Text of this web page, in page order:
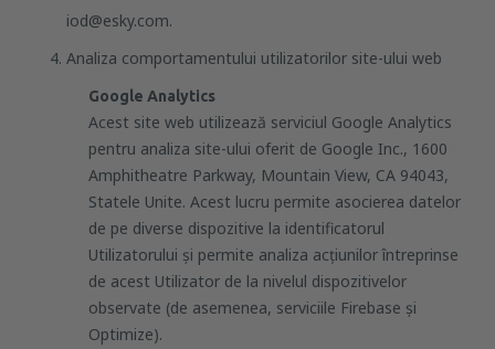
iod@esky.com.
Analiza comportamentului utilizatorilor site-ului web
Google Analytics
Acest site web utilizează serviciul Google Analytics
pentru analiza site-ului oferit de Google Inc., 1600
Amphitheatre Parkway, Mountain View, CA 94043,
Statele Unite. Acest lucru permite asocierea datelor
de pe diverse dispozitive la identificatorul
Utilizatorului și permite analiza acțiunilor întreprinse
de acest Utilizator de la nivelul dispozitivelor
observate (de asemenea, serviciile Firebase și
Optimize).